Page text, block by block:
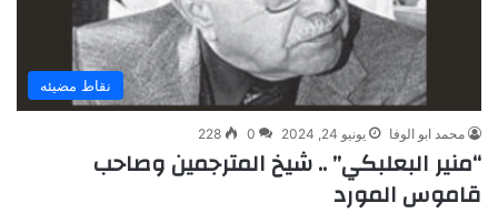
نقاط مضيئه
محمد ابو الوفا يونيو 24, 2024 0
228
“منير البعلبكي” .. شيخ المترجمين وصاحب
قاموس المورد